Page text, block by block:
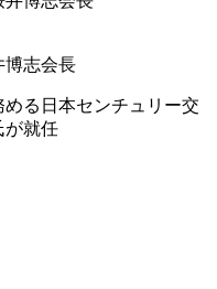
博志会長
る日本センチュリー交
が就任